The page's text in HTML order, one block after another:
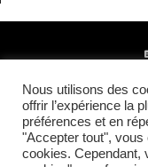
© 2016 • Site
Nous utilisons des
offrir l’expérience la
préférences et en
"Accepter tout", vous
cookies. Cependant,